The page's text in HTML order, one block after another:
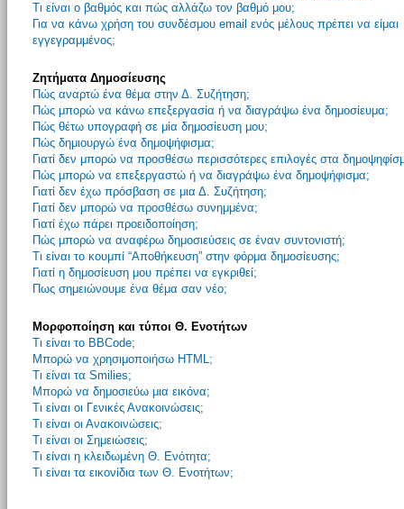
Τι είναι ο βαθμός και πώς αλλάζω τον βαθμό μου;
Για να κάνω χρήση του συνδέσμου email ενός μέλους πρέπει να είμαι
εγγεγραμμένος;
Ζητήματα Δημοσίευσης
Πώς αναρτώ ένα θέμα στην Δ. Συζήτηση;
Πώς μπορώ να κάνω επεξεργασία ή να διαγράψω ένα δημοσίευμα;
Πώς θέτω υπογραφή σε μία δημοσίευση μου;
Πώς δημιουργώ ένα δημοψήφισμα;
Γιατί δεν μπορώ να προσθέσω περισσότερες επιλογές στα
Πώς μπορώ να επεξεργαστώ ή να διαγράψω ένα δημοψήφισμα;
Γιατί δεν έχω πρόσβαση σε μια Δ. Συζήτηση;
Γιατί δεν μπορώ να προσθέσω συνημμένα;
Γιατί έχω πάρει προειδοποίηση;
Πώς μπορώ να αναφέρω δημοσιεύσεις σε έναν συντονιστή;
Τι είναι το κουμπί “Αποθήκευση” στην φόρμα δημοσίευσης;
Γιατί η δημοσίευση μου πρέπει να εγκριθεί;
Πως σημειώνουμε ένα θέμα σαν νέο;
Μορφοποίηση και τύποι Θ. Ενοτήτων
Τι είναι το BBCode;
Μπορώ να χρησιμοποιήσω HTML;
Τι είναι τα Smilies;
Μπορώ να δημοσιεύω μια εικόνα;
Τι είναι οι Γενικές Ανακοινώσεις;
Τι είναι οι Ανακοινώσεις;
Τι είναι οι Σημειώσεις;
Τι είναι η κλειδωμένη Θ. Ενότητα;
Τι είναι τα εικονίδια των Θ. Ενοτήτων;